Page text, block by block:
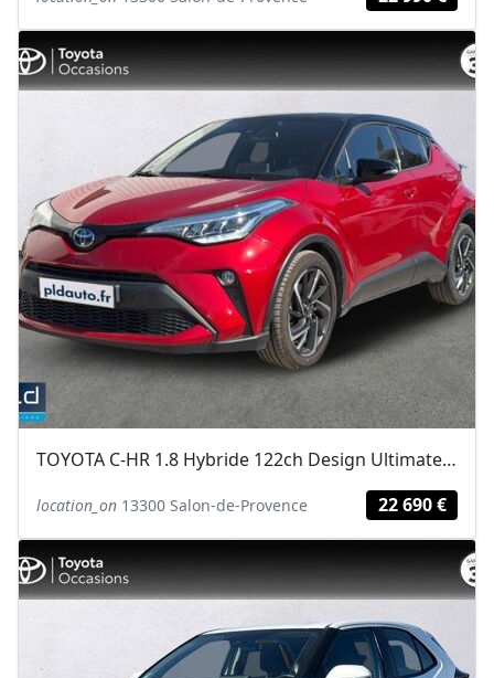
TOYOTA C-HR 1.8 Hybride 122ch Design Ultimate E-CVT
location_on 13300 Salon-de-Provence 22 690 €